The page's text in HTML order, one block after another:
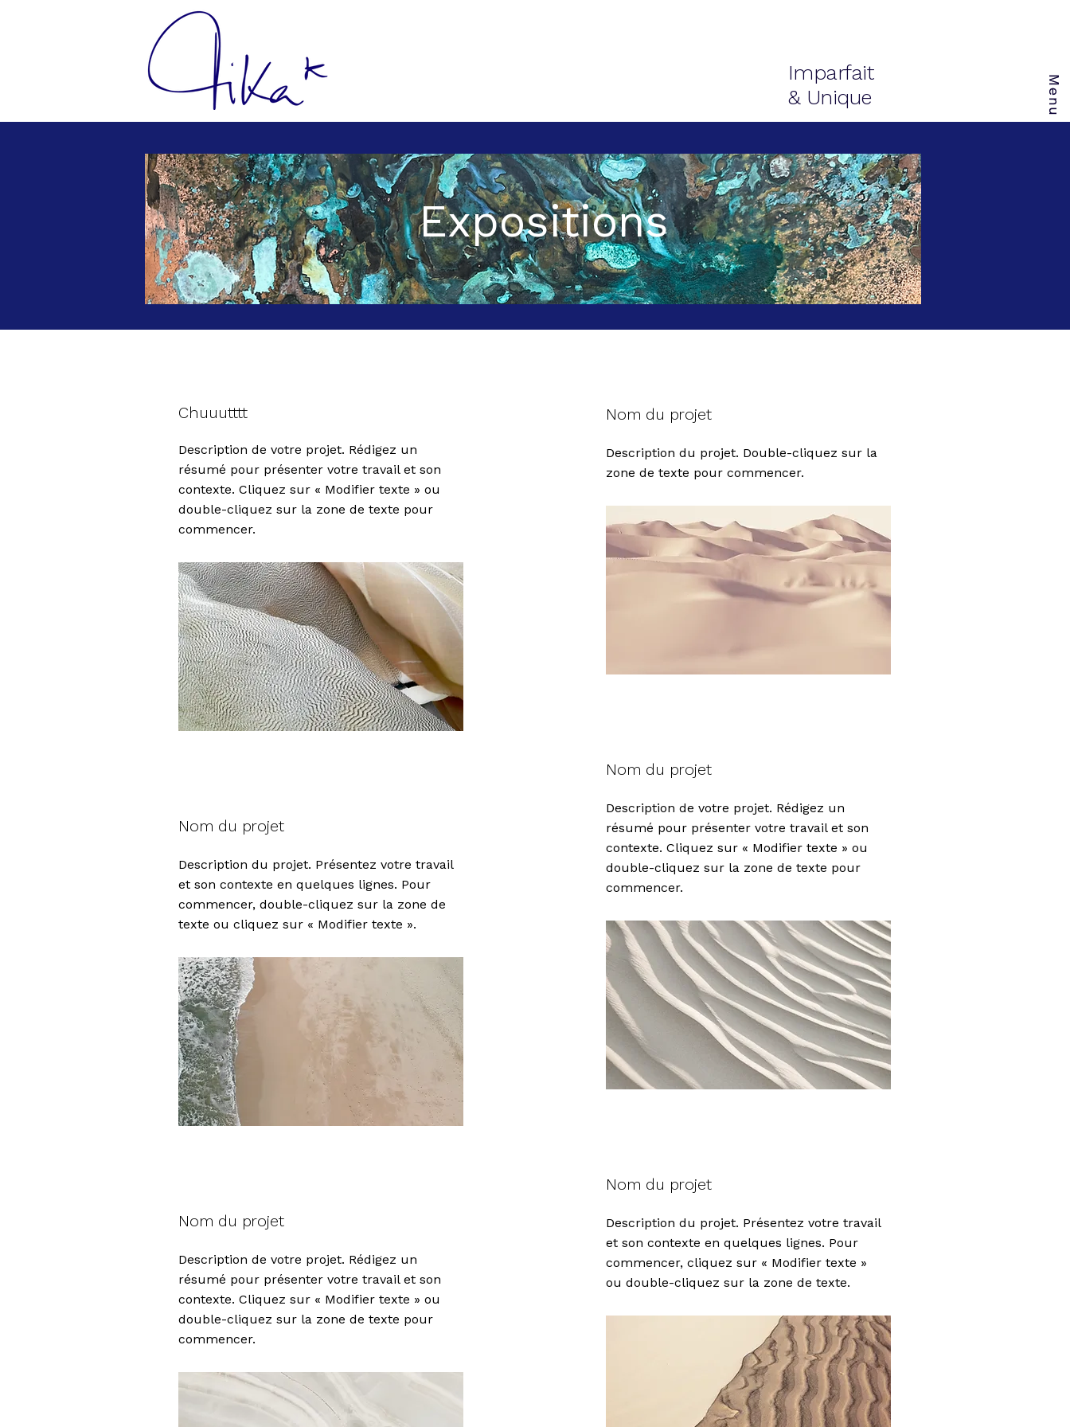
Imparfait
& Unique
Menu
Expositions
Chuuutttt
Description de votre projet. Rédigez un
résumé pour présenter votre travail et son
contexte. Cliquez sur « Modifier texte » ou
double-cliquez sur la zone de texte pour
commencer.
Nom du projet
Description du projet. Présentez votre travail
et son contexte en quelques lignes. Pour
commencer, double-cliquez sur la zone de
texte ou cliquez sur « Modifier texte ».
Nom du projet
Description de votre projet. Rédigez un
résumé pour présenter votre travail et son
contexte. Cliquez sur « Modifier texte » ou
double-cliquez sur la zone de texte pour
commencer.
Nom du projet
Description du projet. Double-cliquez sur la
zone de texte pour commencer.
Nom du projet
Description de votre projet. Rédigez un
résumé pour présenter votre travail et son
contexte. Cliquez sur « Modifier texte » ou
double-cliquez sur la zone de texte pour
commencer.
Nom du projet
Description du projet. Présentez votre travail
et son contexte en quelques lignes. Pour
commencer, cliquez sur « Modifier texte »
ou double-cliquez sur la zone de texte.